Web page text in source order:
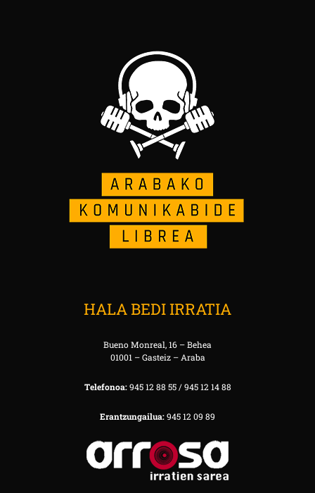
HALA BEDI IRRATIA
Bueno Monreal, 16 – Behea
01001 – Gasteiz – Araba
Telefonoa:945 12 88 55 / 945 12 14 88
Erantzungailua:945 12 09 89